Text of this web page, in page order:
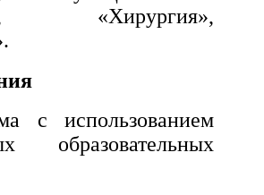
и спорт
туризм
и прикладные
«Хирургия»,
с использованием
образовательных